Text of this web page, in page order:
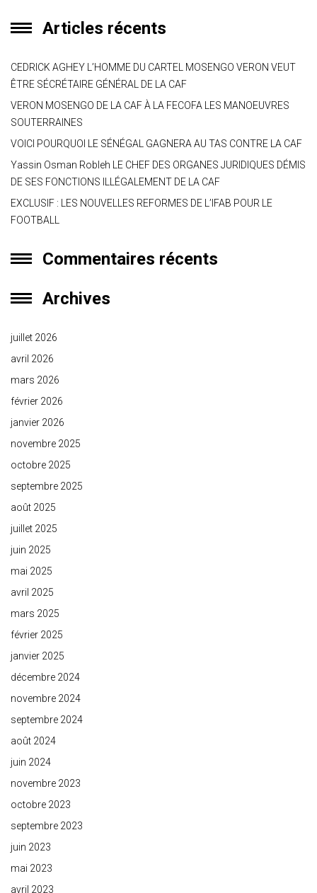
p
p
m
Articles récents
CEDRICK AGHEY L’HOMME DU CARTEL MOSENGO VERON VEUT
ÊTRE SÉCRÉTAIRE GÉNÉRAL DE LA CAF
VERON MOSENGO DE LA CAF À LA FECOFA LES MANOEUVRES
SOUTERRAINES
VOICI POURQUOI LE SÉNÉGAL GAGNERA AU TAS CONTRE LA CAF
Yassin Osman Robleh LE CHEF DES ORGANES JURIDIQUES DÉMIS
DE SES FONCTIONS ILLÉGALEMENT DE LA CAF
EXCLUSIF : LES NOUVELLES REFORMES DE L’IFAB POUR LE
FOOTBALL
Commentaires récents
Archives
juillet 2026
avril 2026
mars 2026
février 2026
janvier 2026
novembre 2025
octobre 2025
septembre 2025
août 2025
juillet 2025
juin 2025
mai 2025
avril 2025
mars 2025
février 2025
janvier 2025
décembre 2024
novembre 2024
septembre 2024
août 2024
juin 2024
novembre 2023
octobre 2023
septembre 2023
juin 2023
mai 2023
avril 2023